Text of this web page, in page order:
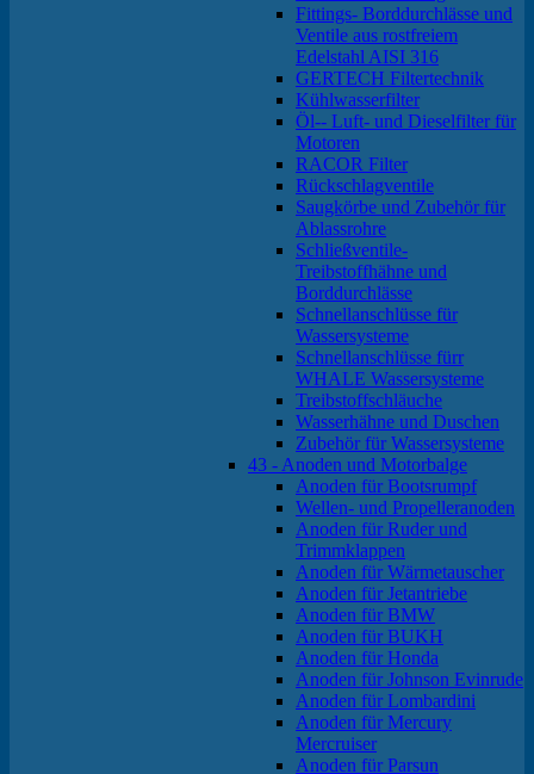
Fittings- Borddurchlässe und
Ventile aus rostfreiem
Edelstahl AISI 316
GERTECH Filtertechnik
Kühlwasserfilter
Öl-- Luft- und Dieselfilter für
Motoren
RACOR Filter
Rückschlagventile
Saugkörbe und Zubehör für
Ablassrohre
Schließventile-
Treibstoffhähne und
Borddurchlässe
Schnellanschlüsse für
Wassersysteme
Schnellanschlüsse fürr
WHALE Wassersysteme
Treibstoffschläuche
Wasserhähne und Duschen
Zubehör für Wassersysteme
43 - Anoden und Motorbalge
Anoden für Bootsrumpf
Wellen- und Propelleranoden
Anoden für Ruder und
Trimmklappen
Anoden für Wärmetauscher
Anoden für Jetantriebe
Anoden für BMW
Anoden für BUKH
Anoden für Honda
Anoden für Johnson Evinrude
Anoden für Lombardini
Anoden für Mercury
Mercruiser
Anoden für Parsun